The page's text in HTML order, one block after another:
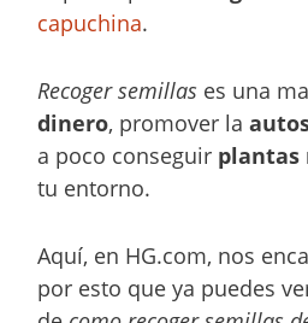
capuchina.
Recoger semillas es una
dinero, promover la
a poco conseguir plantas
tu entorno.
Aquí, en HG.com, nos
por esto que ya puedes